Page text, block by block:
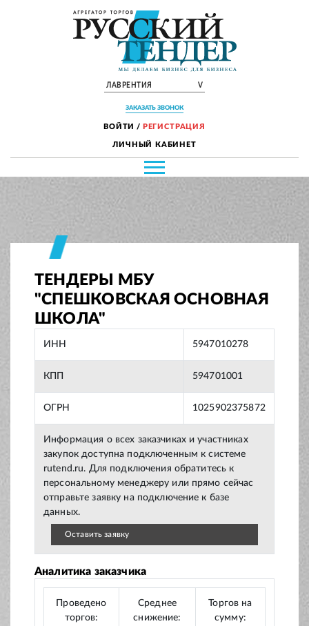
ЛАВРЕНТИЯ V
ЗАКАЗАТЬ ЗВОНОК
ВОЙТИ / РЕГИСТРАЦИЯ
ЛИЧНЫЙ КАБИНЕТ
ТЕНДЕРЫ МБУ
"СПЕШКОВСКАЯ ОСНОВНАЯ
ШКОЛА"
ИНН 5947010278
КПП 594701001
ОГРН 1025902375872
Информация о всех заказчиках и участниках
закупок доступна подключенным к системе
rutend.ru. Для подключения обратитесь к
персональному менеджеру или прямо сейчас
отправьте заявку на подключение к базе
данных.
Оставить заявку
Аналитика заказчика
Проведено
торгов:
Среднее
снижение:
Торгов на
сумму: